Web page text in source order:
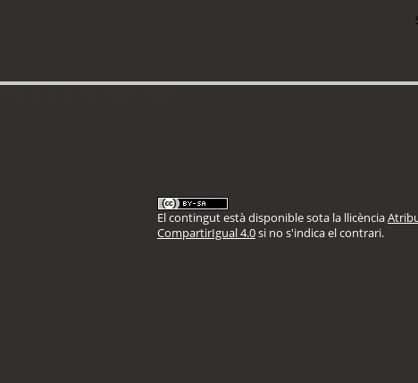
El contingut està disponible sota la llicència
CompartirIgual 4.0si no s'indica el contrari.